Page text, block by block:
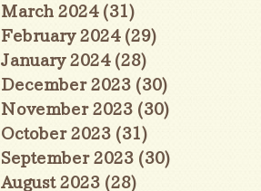
March 2024 (31)
February 2024 (29)
January 2024 (28)
December 2023 (30)
November 2023 (30)
October 2023 (31)
September 2023 (30)
August 2023 (28)